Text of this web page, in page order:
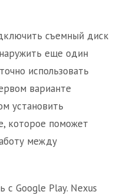
съемный диск
еще один
использовать
варианте
установить
которое поможет
между
с Google Play. Nexus